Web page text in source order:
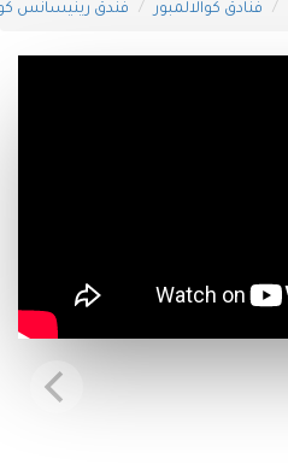
فنادق كوالالمبور فندق رينيسانس